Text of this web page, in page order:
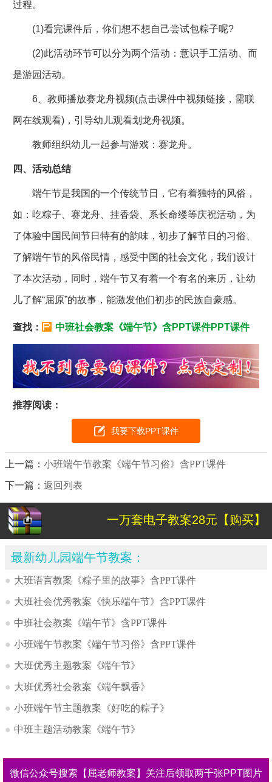
过程。
(1)看完课件后，你们想不想自己尝试包粽子呢?
(2)此活动环节可以分为两个活动：意识手工活动、而
是游园活动。
6、教师播放赛龙舟视频(点击课件中视频链接，需联
网在线观看)，引导幼儿观看划龙舟视频。
教师组织幼儿一起参与游戏：赛龙舟。
四、活动总结
端午节是我国的一个传统节日，它有着独特的风俗，
如：吃粽子、赛龙舟、挂香袋、系长命缕等庆祝活动，为
了体验中国民间节日特有的韵味，初步了解节日的习俗、
了解端午节的风俗民情，感受中国的社会文化，我们设计
了本次活动，同时，端午节又有着一个有名的来历，让幼
儿了解“屈原”的故事，能激发他们初步的民族自豪感。
查找： 中班社会教案《端午节》含PPT课件PPT课件
推荐阅读：
我要下载PPT课件
上一篇：小班端午节教案《端午节习俗》含PPT课件
下一篇：返回列表
一万套电子教案28元【购买】
最新幼儿园端午节教案：
● 大班语言教案《粽子里的故事》含PPT课件
● 大班社会优秀教案《快乐端午节》含PPT课件
● 中班社会教案《端午节》含PPT课件
● 小班端午节教案《端午节习俗》含PPT课件
● 大班优秀主题教案《端午节》
● 大班优秀社会教案《端午飘香》
● 小班端午节主题教案《好吃的粽子》
● 中班主题活动教案《端午节》
微信公众号搜索【屈老师教案】关注后领取两千张PPT图片